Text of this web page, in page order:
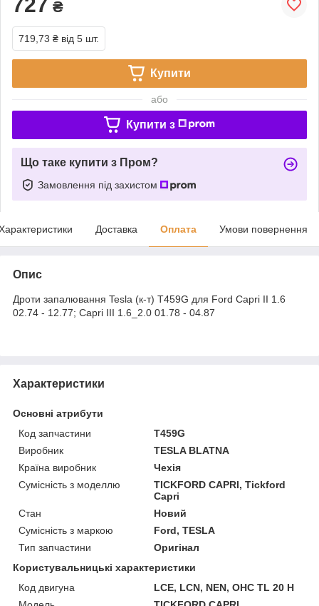
₴
719,73 ₴ від 5 шт.
Купити
або
Купити з
Що таке купити з Пром?
Замовлення під захистом
Доставка Оплата Умови повернення
Опис
Дроти запалювання Tesla (к-т) T459G для Ford Capri II 1.6
02.74 - 12.77; Capri III 1.6_2.0 01.78 - 04.87
Характеристики
Основні атрибути
Код запчастини
T459G
Виробник
TESLA BLATNA
Країна виробник
Чехія
Сумісність з моделлю
TICKFORD CAPRI, Tickford
Capri
Стан
Новий
Сумісність з маркою
Ford, TESLA
Тип запчастини
Оригінал
Користувальницькі характеристики
Код двигуна
LCE, LCN, NEN, OHC TL 20 H